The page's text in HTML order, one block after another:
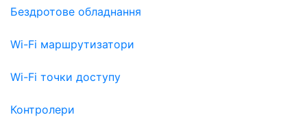
Бездротове обладнання
Wi-Fi маршрутизатори
Wi-Fi точки доступу
Контролери